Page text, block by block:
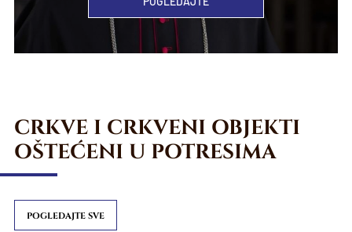
CRKVE I CRKVENI OBJEKTI
OŠTEĆENI U POTRESIMA
POGLEDAJTE SVE